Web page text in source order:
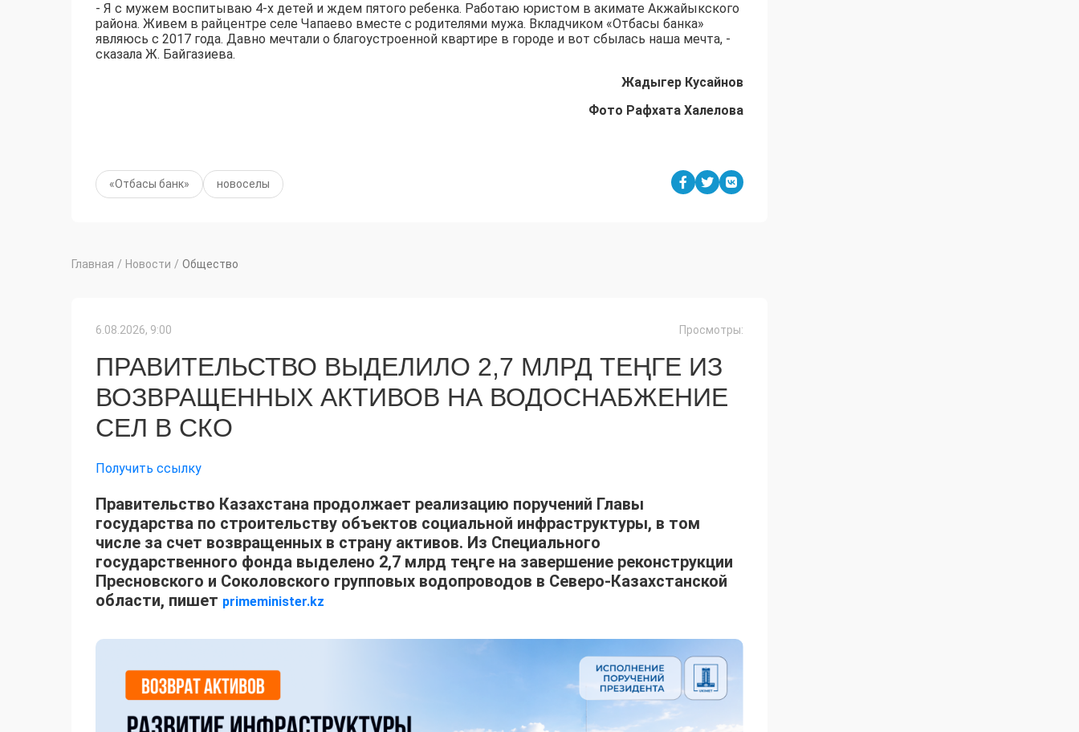
- Я с мужем воспитываю 4-х детей и ждем пятого ребенка. Работаю юристом в акимате Акжайыкского
района. Живем в райцентре селе Чапаево вместе с родителями мужа. Вкладчиком «Отбасы банка»
являюсь с 2017 года. Давно мечтали о благоустроенной квартире в городе и вот сбылась наша мечта, -
сказала Ж. Байгазиева.
Жадыгер Кусайнов
Фото Рафхата Халелова
«Отбасы банк» новоселы
Главная / Новости / Общество
6.08.2026, 9:00 Просмотры:
ПРАВИТЕЛЬСТВО ВЫДЕЛИЛО 2,7 МЛРД ТЕҢГЕ ИЗ
ВОЗВРАЩЕННЫХ АКТИВОВ НА ВОДОСНАБЖЕНИЕ
СЕЛ В СКО
Получить ссылку
Правительство Казахстана продолжает реализацию поручений Главы
государства по строительству объектов социальной инфраструктуры, в том
числе за счет возвращенных в страну активов. Из Специального
государственного фонда выделено 2,7 млрд теңге на завершение реконструкции
Пресновского и Соколовского групповых водопроводов в Северо-Казахстанской
области, пишет primeminister.kz